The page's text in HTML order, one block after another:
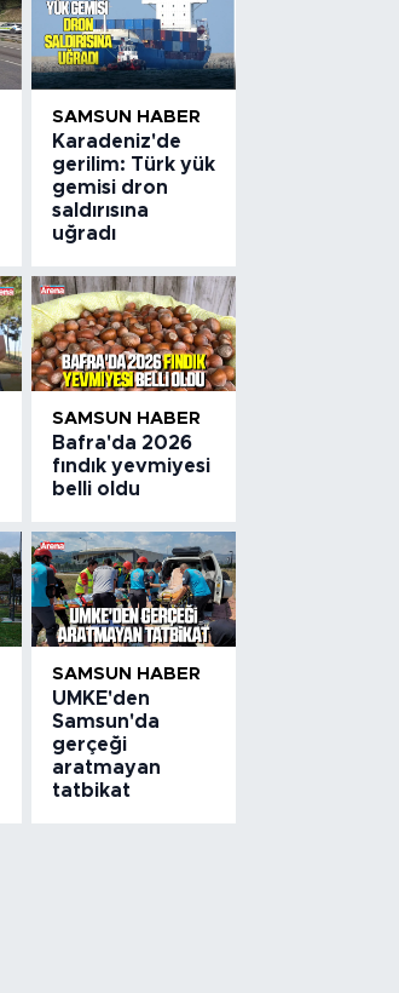
SAMSUN HABER
Karadeniz'de
gerilim: Türk yük
gemisi dron
saldırısına
uğradı
SAMSUN HABER
Bafra'da 2026
fındık yevmiyesi
belli oldu
SAMSUN HABER
UMKE'den
Samsun'da
gerçeği
aratmayan
tatbikat